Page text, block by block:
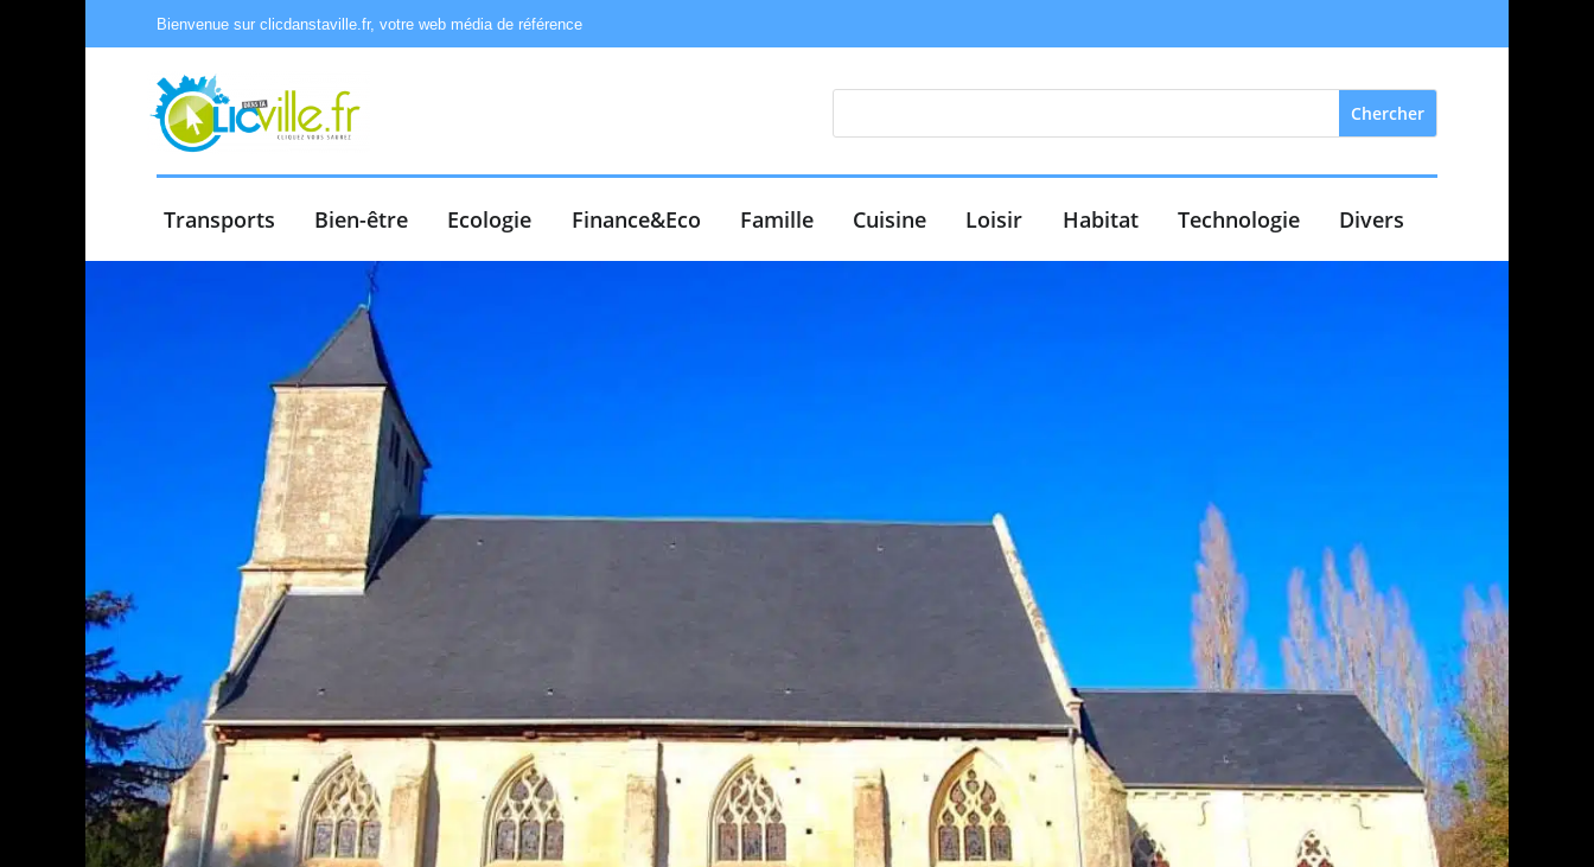
Bienvenue sur clicdanstaville.fr, votre web média de référence
Transports Bien-être Ecologie Finance&Eco Famille Cuisine Loisir Habitat Technologie Divers